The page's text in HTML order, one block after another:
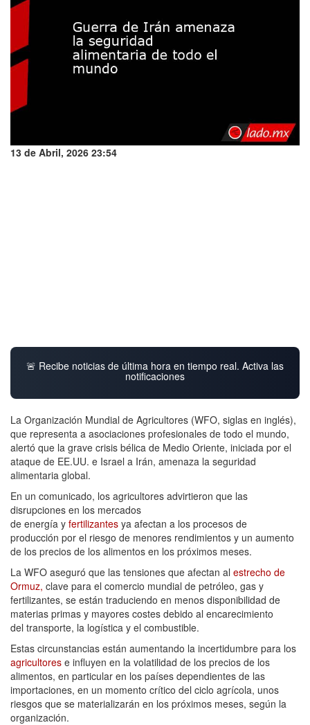
13 de Abril, 2026 23:54
🚨 Recibe noticias de última hora en tiempo real. Activa las
notificaciones
La Organización Mundial de Agricultores (WFO, siglas en inglés),
que representa a asociaciones profesionales de todo el mundo,
alertó que la grave crisis bélica de Medio Oriente, iniciada por el
ataque de EE.UU. e Israel a Irán, amenaza la seguridad
alimentaria global.
En un comunicado, los agricultores advirtieron que las
disrupciones en los mercados
de energía y fertilizantes ya afectan a los procesos de
producción por el riesgo de menores rendimientos y un aumento
de los precios de los alimentos en los próximos meses.
La WFO aseguró que las tensiones que afectan al estrecho de
Ormuz, clave para el comercio mundial de petróleo, gas y
fertilizantes, se están traduciendo en menos disponibilidad de
materias primas y mayores costes debido al encarecimiento
del transporte, la logística y el combustible.
Estas circunstancias están aumentando la incertidumbre para los
agricultores e influyen en la volatilidad de los precios de los
alimentos, en particular en los países dependientes de las
importaciones, en un momento crítico del ciclo agrícola, unos
riesgos que se materializarán en los próximos meses, según la
organización.